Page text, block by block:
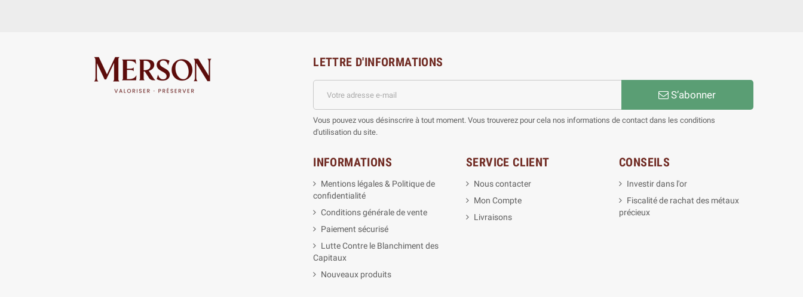
LETTRE D'INFORMATIONS
S’abonner
Vous pouvez vous désinscrire à tout moment. Vous trouverez pour cela nos informations de contact dans les conditions
d'utilisation du site.
INFORMATIONS
Mentions légales & Politique de
confidentialité
Conditions générale de vente
Paiement sécurisé
Lutte Contre le Blanchiment des
Capitaux
Nouveaux produits
SERVICE CLIENT
Nous contacter
Mon Compte
Livraisons
CONSEILS
Investir dans l'or
Fiscalité de rachat des métaux
précieux